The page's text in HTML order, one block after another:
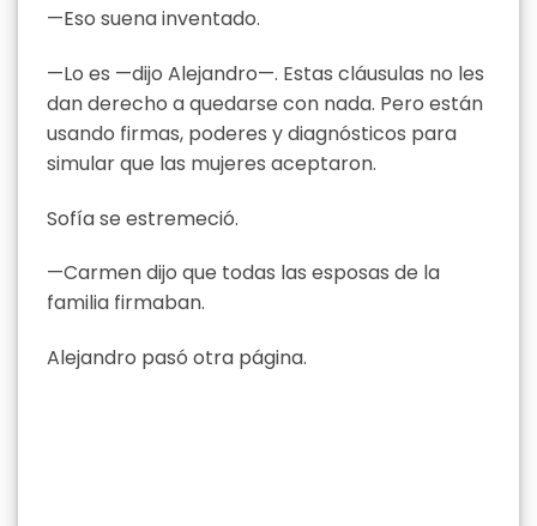
—Eso suena inventado.
—Lo es —dijo Alejandro—. Estas cláusulas no les
dan derecho a quedarse con nada. Pero están
usando firmas, poderes y diagnósticos para
simular que las mujeres aceptaron.
Sofía se estremeció.
—Carmen dijo que todas las esposas de la
familia firmaban.
Alejandro pasó otra página.